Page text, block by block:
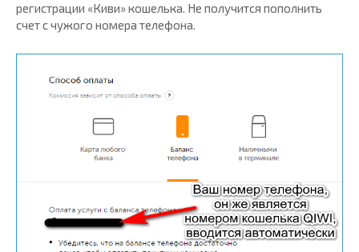
регистрации «Киви» кошелька. Не получится пополнить
счет с чужого номера телефона.